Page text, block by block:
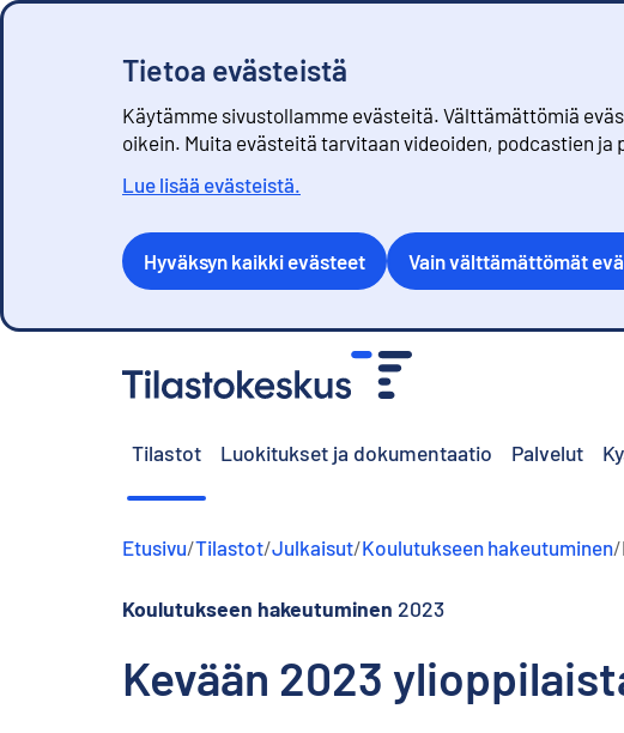
Tietoa evästeistä
Käytämme sivustollamme evästeitä. Välttämättömiä
oikein. Muita evästeitä tarvitaan videoiden, podcastien
Lue lisää evästeistä.
Hyväksyn kaikki evästeet Vain välttämättömät
Tilastot Luokitukset ja dokumentaatio Palvelut
Etusivu/Tilastot/Julkaisut/Koulutukseen hakeutuminen/
Koulutukseen hakeutuminen 2023
Kevään 2023